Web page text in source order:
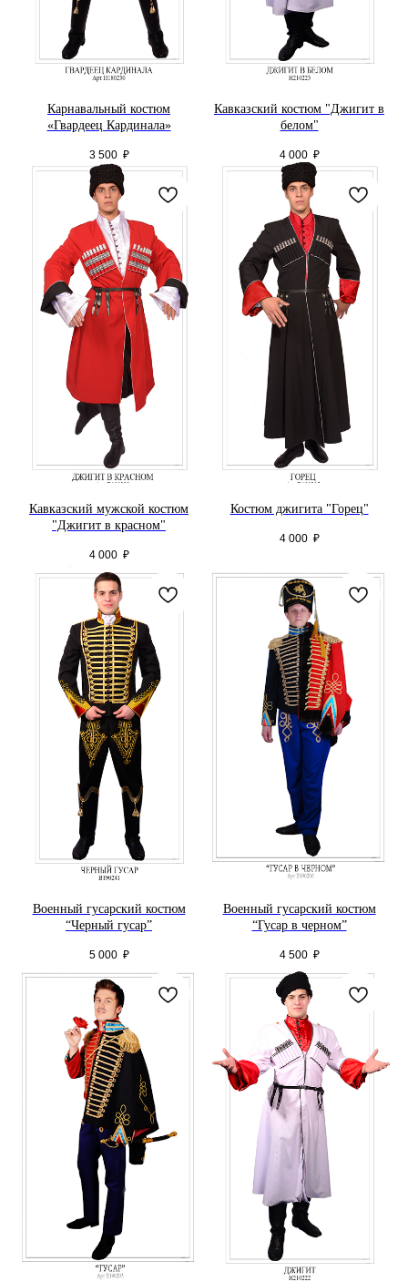
Карнавальный костюм
«Гвардеец Кардинала»
3 500 ₽
Кавказский костюм "Джигит в
белом"
4 000 ₽
Кавказский мужской костюм
"Джигит в красном"
4 000 ₽
Костюм джигита "Горец"
4 000 ₽
Военный гусарский костюм
“Черный гусар”
5 000 ₽
Военный гусарский костюм
“Гусар в черном”
4 500 ₽